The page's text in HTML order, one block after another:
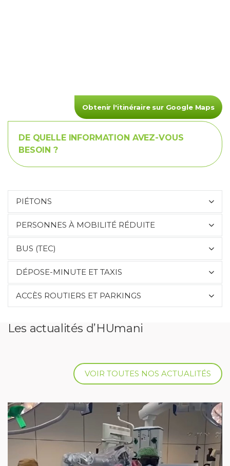
Obtenir l'itinéraire sur Google Maps
DE QUELLE INFORMATION AVEZ-VOUS
BESOIN ?
PIÉTONS
PERSONNES À MOBILITÉ RÉDUITE
BUS (TEC)
DÉPOSE-MINUTE ET TAXIS
ACCÈS ROUTIERS ET PARKINGS
Les actualités d’HUmani
VOIR TOUTES NOS ACTUALITÉS